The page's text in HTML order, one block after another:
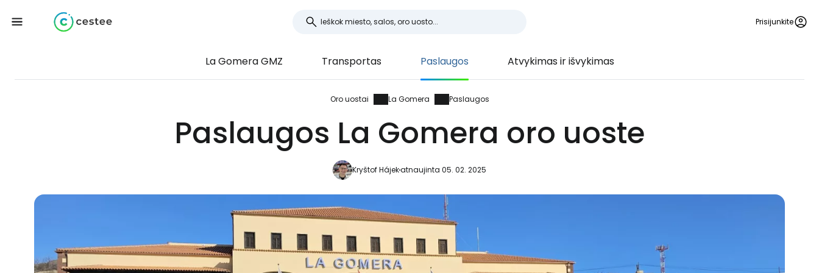
Prisijunkite
La Gomera GMZ Transportas Paslaugos Atvykimas ir išvykimas
Oro uostai La Gomera Paslaugos
Paslaugos La Gomera oro uoste
Kryštof Hájekatnaujinta 05. 02. 2025